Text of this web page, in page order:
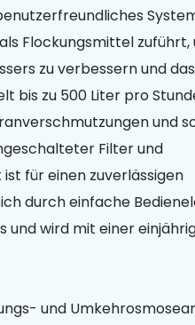
Flockungsmittel zuführt,
zu verbessern und das
bis zu 500 Liter pro
und
Filter und
für einen zuverlässigen
durch einfache
und wird mit einer
und